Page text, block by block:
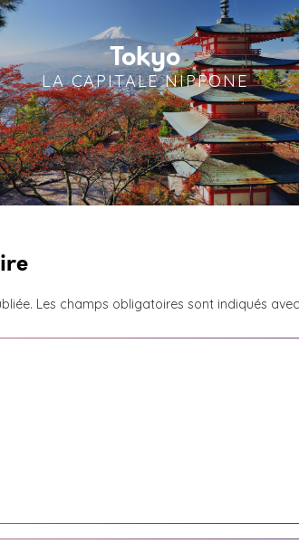
Tokyo
LA CAPITALE NIPPONE
Les champs obligatoires sont indiqués avec